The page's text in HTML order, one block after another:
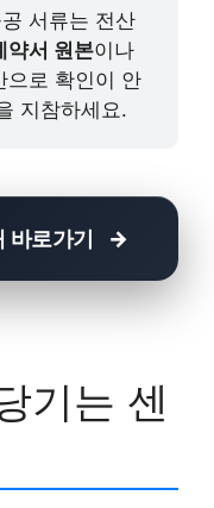
서류는 전산
약서 원본이나
으로 확인이 안
지참하세요.
로가기
기는 센